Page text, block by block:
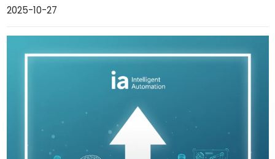
2025-10-27